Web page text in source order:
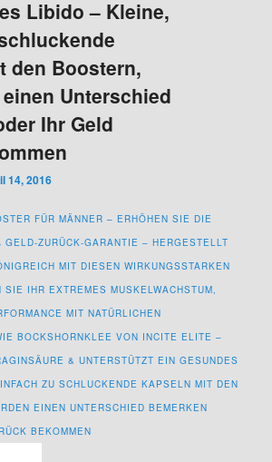
Libido – Kleine,
den Boostern,
Unterschied
Ihr Geld
14, 2016
FÜR MÄNNER – ERHÖHEN SIE DIE
ZURÜCK-GARANTIE – HERGESTELLT
MIT DIESEN WIRKUNGSSTARKEN
IHR EXTREMES MUSKELWACHSTUM,
MIT NATÜRLICHEN
BOCKSHORNKLEE VON INCITE ELITE –
& UNTERSTÜTZT EIN GESUNDES
ZU SCHLUCKENDE KAPSELN MIT DEN
EINEN UNTERSCHIED BEMERKEN
BEKOMMEN